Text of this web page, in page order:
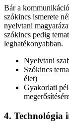
Bár a
szókincs ismerete
nyelvtani
szókincs pedig
leghatékonyabban.
Nyelvtani
Szókincs
élet)
Gyakorlati
4. Technológia